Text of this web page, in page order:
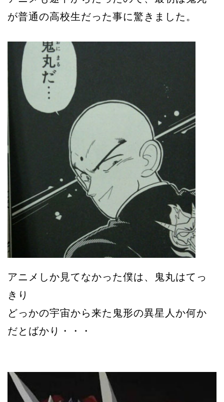
が普通の高校生だった事に驚きました。
アニメしか見てなかった僕は、鬼丸はてっ
きり
どっかの宇宙から来た鬼形の異星人か何か
だとばかり・・・